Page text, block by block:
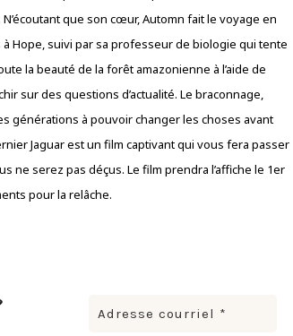
que son cœur, Automn fait le voyage en
Hope, suivi par sa professeur de biologie qui tente
la beauté de la forêt amazonienne à l’aide de
sur des questions d’actualité. Le braconnage,
générations à pouvoir changer les choses avant
Jaguar est un film captivant qui vous fera passer
ne serez pas déçus. Le film prendra l’affiche le 1er
pour la relâche.